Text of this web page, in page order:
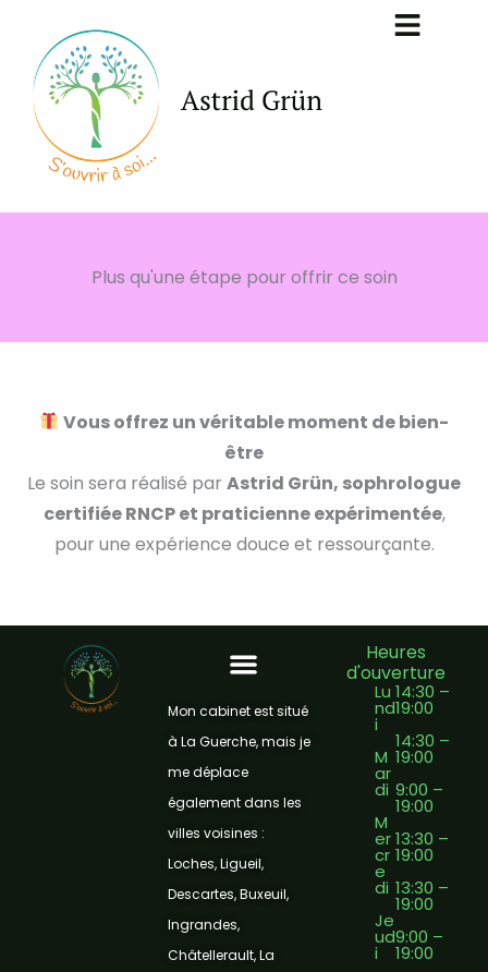
contenu
Plus qu'une étape pour offrir ce soin
Vous offrez un véritable moment de bien-
être
Le soin sera réalisé par Astrid Grün, sophrologue
certifiée RNCP et praticienne expérimentée,
pour une expérience douce et ressourçante.
Mon cabinet est situé
à La Guerche, mais je
me déplace
également dans les
villes voisines :
Loches, Ligueil,
Descartes, Buxeuil,
Ingrandes,
Châtellerault, La
Heures
d'ouverture
Lu
nd
i
M
ar
di
M
er
cr
e
di
Je
ud
i
14:30 –
19:00
14:30 –
19:00
9:00 –
19:00
13:30 –
19:00
13:30 –
19:00
9:00 –
19:00